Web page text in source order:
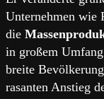
Unternehmen wie
die
in großem
breite
rasanten Anstieg